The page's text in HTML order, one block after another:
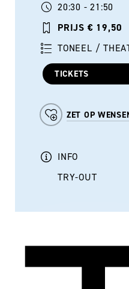
20:30 - 21:50
PRIJS € 19,50
TONEEL /
TICKETS
ZET OP
INFO
TRY-OUT